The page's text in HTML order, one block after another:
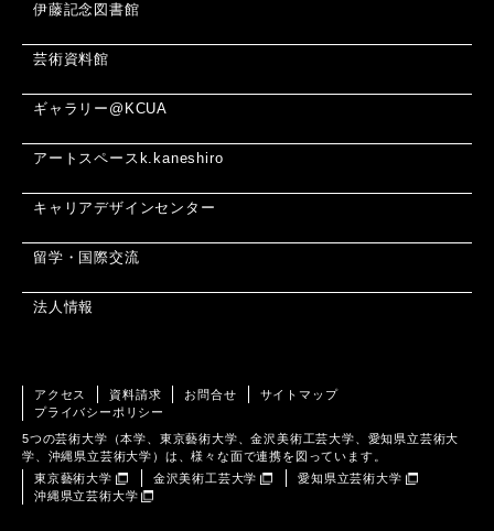
伊藤記念図書館
芸術資料館
ギャラリー@KCUA
アートスペースk.kaneshiro
キャリアデザインセンター
留学・国際交流
法人情報
アクセス 資料請求 お問合せ
サイトマップ
プライバシーポリシー
5つの芸術大学（本学、東京藝術大学、金沢美術工芸大学、愛知県立芸術大
学、沖縄県立芸術大学）は、様々な面で連携を図っています。
東京藝術大学
金沢美術工芸大学
愛知県立芸術大学
沖縄県立芸術大学